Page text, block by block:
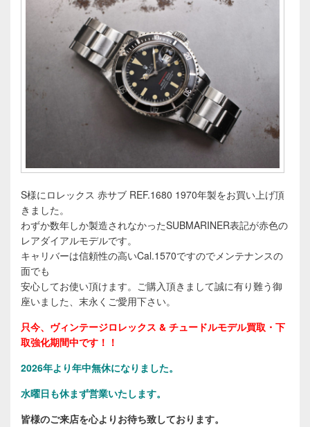
S様にロレックス 赤サブ REF.1680 1970年製をお買い上げ頂
きました。
わずか数年しか製造されなかったSUBMARINER表記が赤色の
レアダイアルモデルです。
キャリバーは信頼性の高いCal.1570ですのでメンテナンスの
面でも
安心してお使い頂けます。ご購入頂きまして誠に有り難う御
座いました、末永くご愛用下さい。
只今、ヴィンテージロレックス & チュードルモデル買取・下
取強化期間中です！！
2026年より年中無休になりました。
水曜日も休まず営業いたします。
皆様のご来店を心よりお待ち致しております。